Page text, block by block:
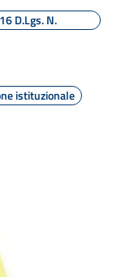
D.Lgs. N.
istituzionale